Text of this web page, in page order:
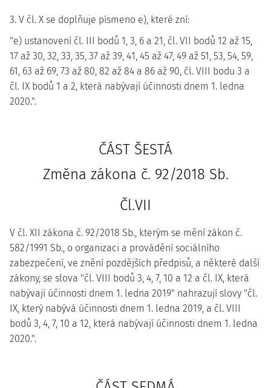
3. V čl. X se doplňuje písmeno e), které zní:
"e) ustanovení čl. III bodů 1, 3, 6 a 21, čl. VII bodů 12 až 15,
17 až 30, 32, 33, 35, 37 až 39, 41, 45 až 47, 49 až 51, 53, 54, 59,
61, 63 až 69, 73 až 80, 82 až 84 a 86 až 90, čl. VIII bodu 3 a
čl. IX bodů 1 a 2, která nabývají účinnosti dnem 1. ledna
2020.".
ČÁST ŠESTÁ
Změna zákona č. 92/2018 Sb.
Čl.VII
V čl. XII zákona č. 92/2018 Sb., kterým se mění zákon č.
582/1991 Sb., o organizaci a provádění sociálního
zabezpečení, ve znění pozdějších předpisů, a některé další
zákony, se slova "čl. VIII bodů 3, 4, 7, 10 a 12 a čl. IX, která
nabývají účinnosti dnem 1. ledna 2019" nahrazují slovy "čl.
IX, který nabývá účinnosti dnem 1. ledna 2019, a čl. VIII
bodů 3, 4, 7, 10 a 12, která nabývají účinnosti dnem 1. ledna
2020.".